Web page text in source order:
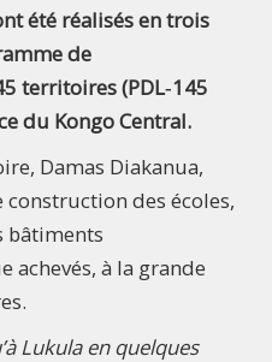
été réalisés en trois
de
territoires (PDL‑145
du Kongo Central.
Damas Diakanua,
des écoles,
bâtiments
à la grande
Lukula en quelques